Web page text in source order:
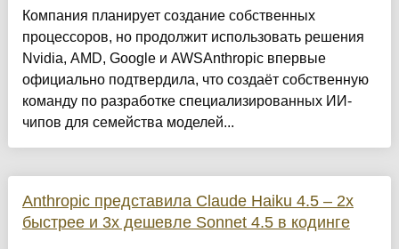
Компания планирует создание собственных
процессоров, но продолжит использовать решения
Nvidia, AMD, Google и AWSAnthropic впервые
официально подтвердила, что создаёт собственную
команду по разработке специализированных ИИ-
чипов для семейства моделей...
Anthropic представила Claude Haiku 4.5 – 2x
быстрее и 3x дешевле Sonnet 4.5 в кодинге